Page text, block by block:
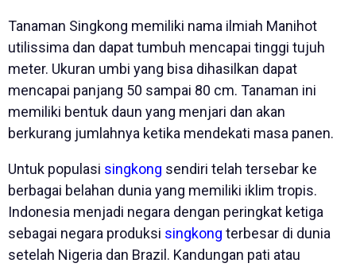
Tanaman Singkong memiliki nama ilmiah Manihot
utilissima dan dapat tumbuh mencapai tinggi tujuh
meter. Ukuran umbi yang bisa dihasilkan dapat
mencapai panjang 50 sampai 80 cm. Tanaman ini
memiliki bentuk daun yang menjari dan akan
berkurang jumlahnya ketika mendekati masa panen.
Untuk populasi singkong sendiri telah tersebar ke
berbagai belahan dunia yang memiliki iklim tropis.
Indonesia menjadi negara dengan peringkat ketiga
sebagai negara produksi singkong terbesar di dunia
setelah Nigeria dan Brazil. Kandungan pati atau